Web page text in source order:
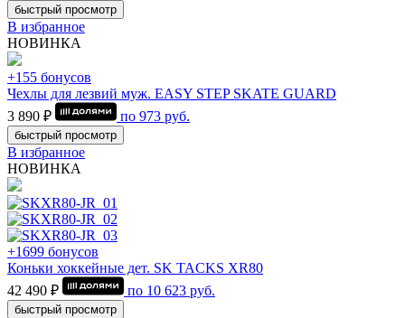
быстрый просмотр
В избранное
НОВИНКА
+155 бонусов
Чехлы для лезвий муж. EASY STEP SKATE GUARD
3 890 ₽
по 973 руб.
быстрый просмотр
В избранное
НОВИНКА
+1699 бонусов
Коньки хоккейные дет. SK TACKS XR80
42 490 ₽
по 10 623 руб.
быстрый просмотр